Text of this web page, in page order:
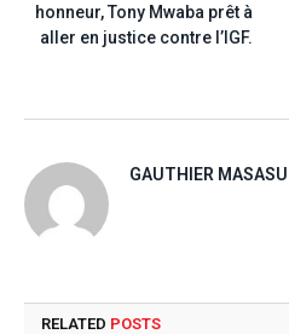
honneur, Tony Mwaba prêt à
aller en justice contre l’IGF.
GAUTHIER MASASU
RELATED POSTS